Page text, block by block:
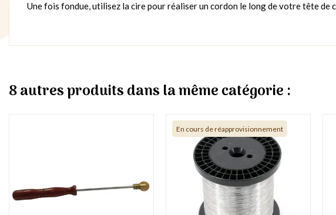
Une fois fondue, utilisez la cire pour réaliser un cordon le long de votre tête
8 autres produits dans la même catégorie :
En cours de réapprovisionnement